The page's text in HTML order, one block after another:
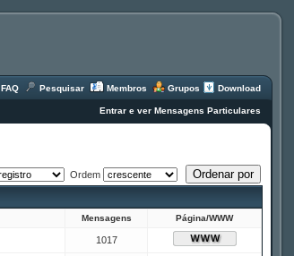
FAQ Pesquisar Membros Grupos Download
Entrar e ver Mensagens Particulares
Ordem
Mensagens Página/WWW
1017